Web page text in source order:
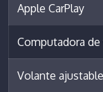
Apple CarPlay
Computadora de
Volante ajustable